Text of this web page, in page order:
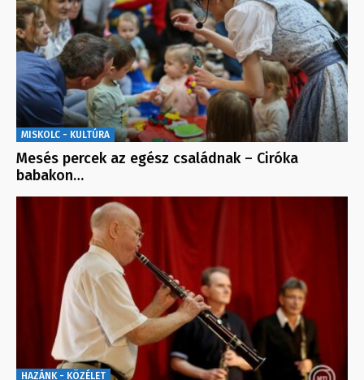
MISKOLC - KULTÚRA
Mesés percek az egész családnak – Ciróka
babakon…
HAZÁNK - KÖZÉLET